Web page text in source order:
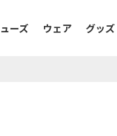
ーズ ウェア グッズ